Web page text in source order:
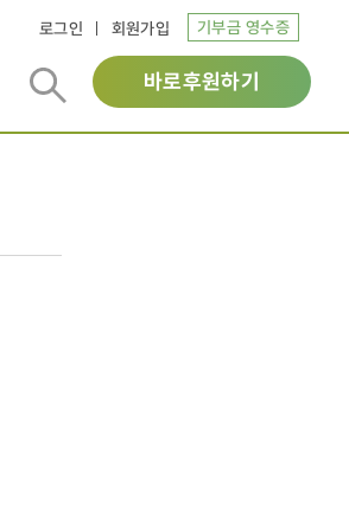
로그인 회원가입 기부금 영수증
바로후원하기